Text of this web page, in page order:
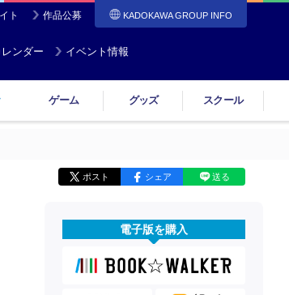
ト 作品公募 KADOKAWA GROUP INFO
ンダー イベント情報
ゲーム グッズ スクール
ポスト シェア 送る
電子版を購入